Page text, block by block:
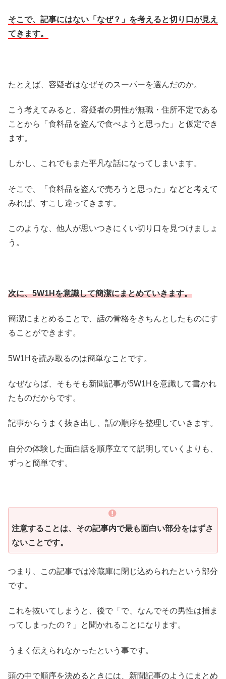
そこで、記事にはない「なぜ？」を考えると切り口が見え
てきます。
たとえば、容疑者はなぜそのスーパーを選んだのか。
こう考えてみると、容疑者の男性が無職・住所不定である
ことから「食料品を盗んで食べようと思った」と仮定でき
ます。
しかし、これでもまた平凡な話になってしまいます。
そこで、「食料品を盗んで売ろうと思った」などと考えて
みれば、すこし違ってきます。
このような、他人が思いつきにくい切り口を見つけましょ
う。
次に、5W1Hを意識して簡潔にまとめていきます。
簡潔にまとめることで、話の骨格をきちんとしたものにす
ることができます。
5W1Hを読み取るのは簡単なことです。
なぜならば、そもそも新聞記事が5W1Hを意識して書かれ
たものだからです。
記事からうまく抜き出し、話の順序を整理していきます。
自分の体験した面白話を順序立てて説明していくよりも、
ずっと簡単です。
注意することは、その記事内で最も面白い部分をはずさ
ないことです。
つまり、この記事では冷蔵庫に閉じ込められたという部分
です。
これを抜いてしまうと、後で「で、なんでその男性は捕ま
ってしまったの？」と聞かれることになります。
うまく伝えられなかったという事です。
頭の中で順序を決めるときには、新聞記事のようにまとめ